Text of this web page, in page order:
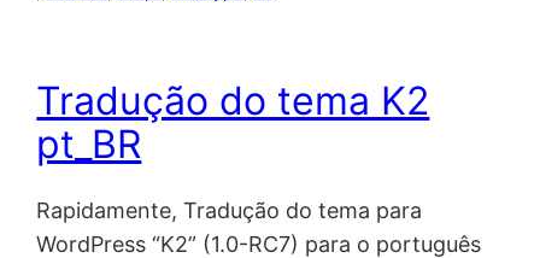
Tradução do tema K2
pt_BR
Rapidamente, Tradução do tema para
WordPress “K2” (1.0-RC7) para o português